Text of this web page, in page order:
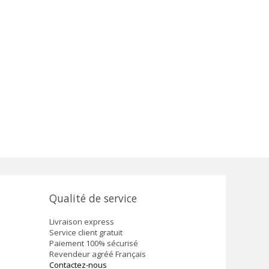
Qualité de service
Livraison express
Service client gratuit
Paiement 100% sécurisé
Revendeur agréé Français
Contactez-nous